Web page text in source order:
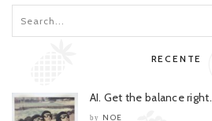
RECENTE
AI. Get the balance right.
by NOE